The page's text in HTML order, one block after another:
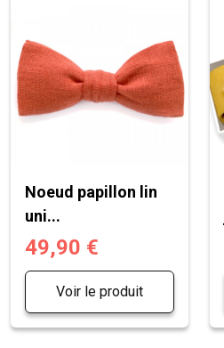
Noeud papillon lin
uni...
49,90 €
Voir le produit